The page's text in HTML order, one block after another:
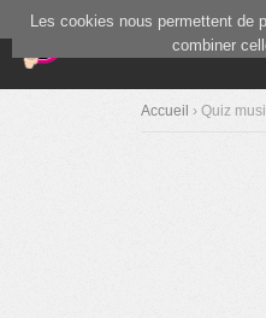
Blind
Accueil › Quiz
Les cookies nous permettent de
combiner